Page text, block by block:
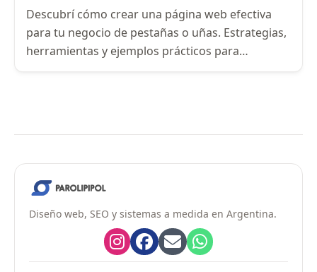
Descubrí cómo crear una página web efectiva
para tu negocio de pestañas o uñas. Estrategias,
herramientas y ejemplos prácticos para
Diseño web, SEO y sistemas a medida en Argentina.